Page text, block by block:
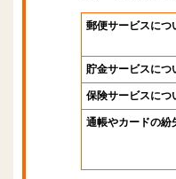
郵便サービスにつ
貯金サービスにつ
保険サービスにつ
通帳やカードの紛